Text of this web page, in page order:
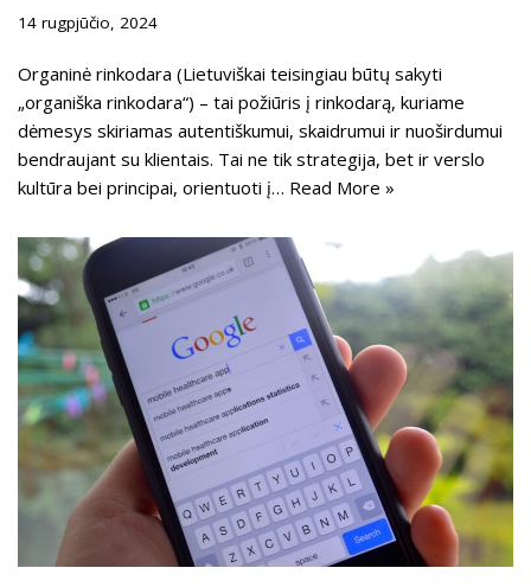
14 rugpjūčio, 2024
Organinė rinkodara (Lietuviškai teisingiau būtų sakyti
„organiška rinkodara“) – tai požiūris į rinkodarą, kuriame
dėmesys skiriamas autentiškumui, skaidrumui ir nuoširdumui
bendraujant su klientais. Tai ne tik strategija, bet ir verslo
kultūra bei principai, orientuoti į… Read More »